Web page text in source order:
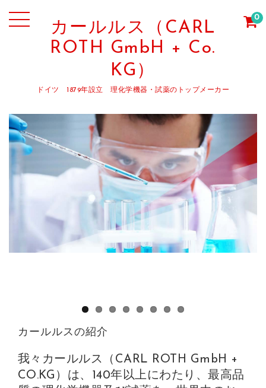
カールルス（CARL
ROTH GmbH + Co.
KG）
ドイツ 1879年設立 理化学機器・試薬のトップメーカー
0
カールルスの紹介
我々カールルス（CARL ROTH GmbH +
CO.KG）は、140年以上にわたり、最高品